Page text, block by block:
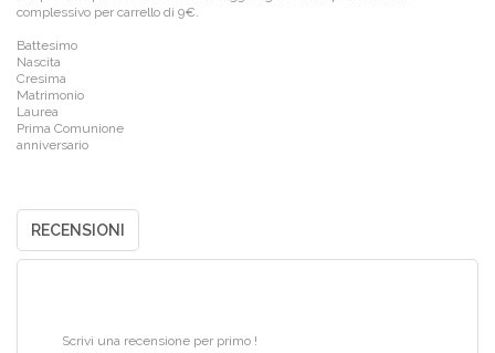
complessivo per carrello di 9€.
Battesimo
Nascita
Cresima
Matrimonio
Laurea
Prima Comunione
anniversario
RECENSIONI
Scrivi una recensione per primo !